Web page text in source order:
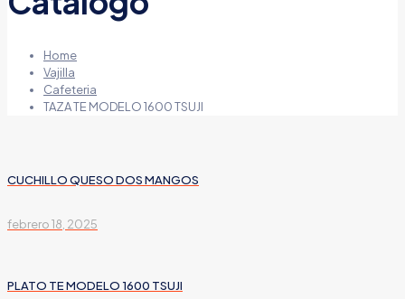
Home
Vajilla
Cafeteria
TAZA TE MODELO 1600 TSUJI
CUCHILLO QUESO DOS MANGOS
febrero 18, 2025
PLATO TE MODELO 1600 TSUJI